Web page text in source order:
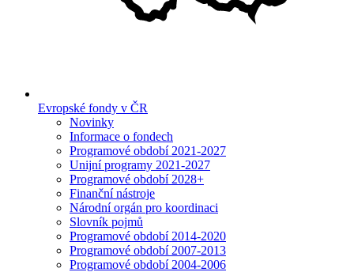
Evropské fondy v ČR
Novinky
Informace o fondech
Programové období 2021-2027
Unijní programy 2021-2027
Programové období 2028+
Finanční nástroje
Národní orgán pro koordinaci
Slovník pojmů
Programové období 2014-2020
Programové období 2007-2013
Programové období 2004-2006